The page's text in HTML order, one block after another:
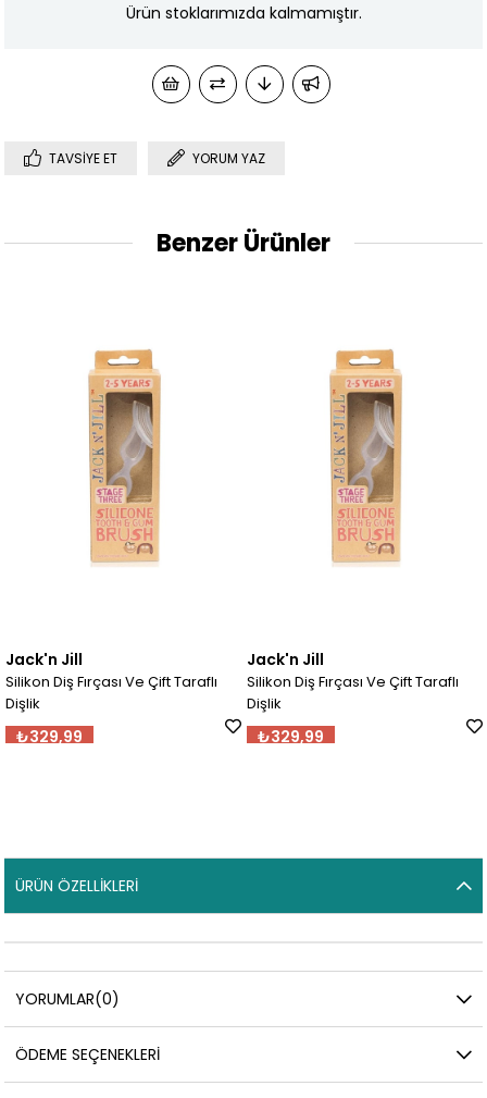
Ürün stoklarımızda kalmamıştır.
TAVSIYE ET YORUM YAZ
Benzer Ürünler
Jack'n Jill
Silikon Diş Fırçası Ve Çift Taraflı
Dişlik
₺329,99
Jack'n Jill
Silikon Diş Fırçası Ve Çift Taraflı
Dişlik
₺329,99
ÜRÜN ÖZELLIKLERI
YORUMLAR(0)
ÖDEME SEÇENEKLERI